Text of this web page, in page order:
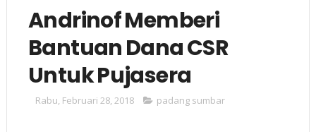
Andrinof Memberi
Bantuan Dana CSR
Untuk Pujasera
Rabu, Februari 28, 2018 padang sumbar